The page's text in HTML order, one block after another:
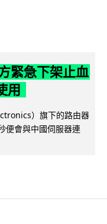
緊急下架止血
用
）旗下的路由器
便會與中國伺服器連